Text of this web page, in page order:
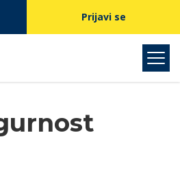
Prijavi se